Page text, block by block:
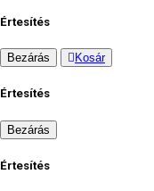
Értesítés
Bezárás Kosár
Értesítés
Bezárás
Értesítés